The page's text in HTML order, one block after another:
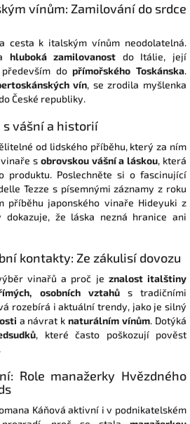
vínům: Zamilování do srdce
cesta k italským vínům neodolatelná.
hluboká zamilovanost do Itálie, její
dopřímořského Toskánska.
vín, se zrodila myšlenka
České republiky.
s vášní a historií
od lidského příběhu, který za ním
s obrovskou vášní a láskou, která
produktu. Poslechněte si o fascinující
Tezze s písemnými záznamy z roku
příběhu japonského vinaře Hideyuki z
že láska nezná hranice ani
kontakty: Ze zákulisí dovozu
vinařů a proč je znalost italštiny
osobních vztahůs tradičními
rozebírá i aktuální trendy, jako je silný
a návrat knaturálním vínům. Dotýká
, které často poškozují pověst
Role manažerky Hvězdného
Káňová aktivní i v podnikatelském